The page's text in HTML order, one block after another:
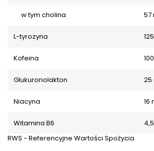
w tym cholina 57
L-tyrozyna
Kofeina
Glukuronolakton 25
Niacyna 16
Witamina B6
RWS - Referencyjne Wartości Spożycia